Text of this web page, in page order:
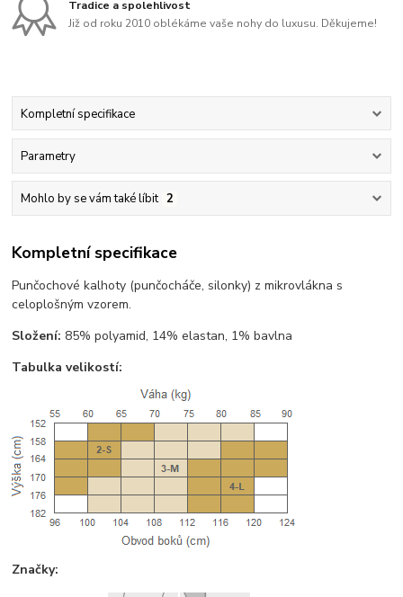
Tradice a spolehlivost
Již od roku 2010 oblékáme vaše nohy do luxusu. Děkujeme!
Kompletní specifikace
Parametry
Mohlo by se vám také líbit 2
Kompletní specifikace
Punčochové kalhoty (punčocháče, silonky) z mikrovlákna s
celoplošným vzorem.
Složení: 85% polyamid, 14% elastan, 1% bavlna
Tabulka velikostí:
Značky: